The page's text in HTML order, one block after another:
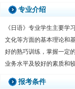
专业介绍
《日语》专业学生主要学
文化等方面的基本理论和
好的熟巧训练，掌握一定
业务水平及较好的素质和
报考条件